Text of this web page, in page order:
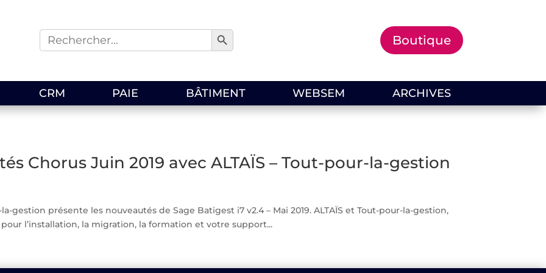
Search
for:
Search Button
Boutique
CRM PAIE BÂTIMENT WEBSEM ARCHIVES
Chorus Juin 2019 avec ALTAÏS – Tout-pour-la-gestion
gestion présente les nouveautés de Sage Batigest i7 v2.4 – Mai 2019. ALTAÏS et Tout-pour-la-gestion,
l’installation, la migration, la formation et votre support...